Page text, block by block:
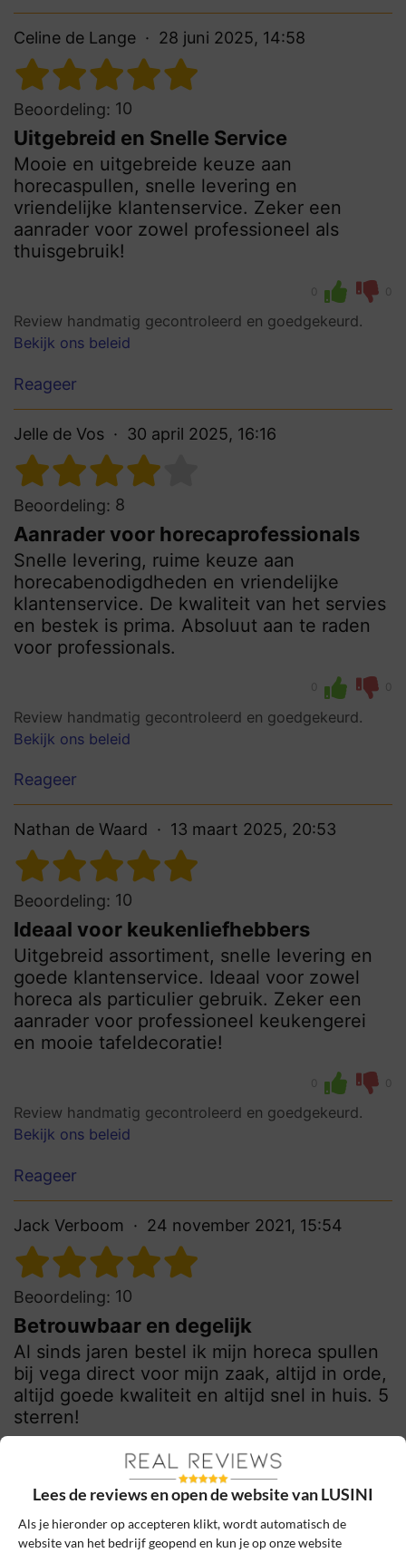
Celine de Lange 28 juni 2025, 14:58
Beoordeling: 10
Uitgebreid en Snelle Service
Mooie en uitgebreide keuze aan
horecaspullen, snelle levering en
vriendelijke klantenservice. Zeker een
aanrader voor zowel professioneel als
thuisgebruik!
0 0
Review handmatig gecontroleerd en goedgekeurd.
Bekijk ons beleid
Reageer
Jelle de Vos 30 april 2025, 16:16
Beoordeling: 8
Aanrader voor horecaprofessionals
Snelle levering, ruime keuze aan
horecabenodigdheden en vriendelijke
klantenservice. De kwaliteit van het servies
en bestek is prima. Absoluut aan te raden
voor professionals.
0 0
Review handmatig gecontroleerd en goedgekeurd.
Bekijk ons beleid
Reageer
Nathan de Waard 13 maart 2025, 20:53
Beoordeling: 10
Ideaal voor keukenliefhebbers
Uitgebreid assortiment, snelle levering en
goede klantenservice. Ideaal voor zowel
horeca als particulier gebruik. Zeker een
aanrader voor professioneel keukengerei
en mooie tafeldecoratie!
0 0
Review handmatig gecontroleerd en goedgekeurd.
Bekijk ons beleid
Reageer
Jack Verboom 24 november 2021, 15:54
Beoordeling: 10
Betrouwbaar en degelijk
Al sinds jaren bestel ik mijn horeca spullen
bij vega direct voor mijn zaak, altijd in orde,
altijd goede kwaliteit en altijd snel in huis. 5
sterren!
Review handmatig gecontroleerd en goedgekeurd.
Reageer
Lees de reviews en open de website van LUSINI
Als je hieronder op accepteren klikt, wordt automatisch de
website van het bedrijf geopend en kun je op onze website